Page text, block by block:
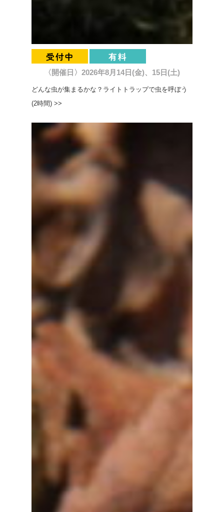
〈開催日〉2026年8月14日(金)、15日(土)
どんな虫が集まるかな？ライトトラップで虫を呼ぼう
(2時間) >>